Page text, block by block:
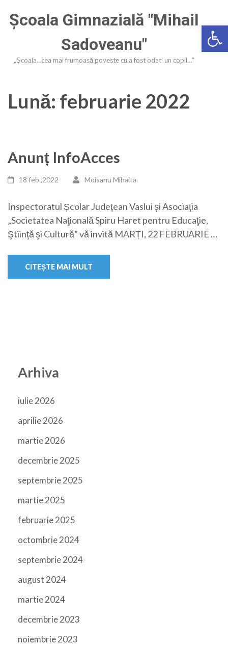
Deschide
Enter)
Şcoala Gimnazială "Mihail
Sadoveanu"
„Şcoala…cea mai frumoasă poveste cu a fost odat' un copil…”
Lună: februarie 2022
Anunț InfoAcces
18 feb.,2022 Moisanu Mihaita
Inspectoratul Școlar Județean Vaslui și Asociaţia
„Societatea Naţională Spiru Haret pentru Educaţie,
Ştiinţă şi Cultură” vă invită MARȚI, 22 FEBRUARIE …
CITEȘTE MAI MULT
Arhiva
iulie 2026
aprilie 2026
martie 2026
decembrie 2025
septembrie 2025
martie 2025
februarie 2025
octombrie 2024
septembrie 2024
august 2024
martie 2024
decembrie 2023
noiembrie 2023